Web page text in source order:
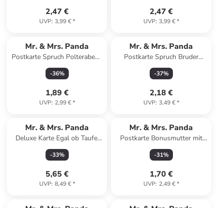
2,47 €
UVP: 3,99 €*
2,47 €
UVP: 3,99 €*
Mr. & Mrs. Panda
Postkarte Spruch Polterabend
Spaß mit Spruch in
Meeresbrise
-36%
1,89 €
UVP: 2,99 €*
Mr. & Mrs. Panda
Postkarte Spruch Bruder
Superheld mit Spruch in Weiß
-37%
2,18 €
UVP: 3,49 €*
Mr. & Mrs. Panda
Deluxe Karte Egal ob Taufe,
Trauung oder Beerdi... in Grau
Pastell
-33%
5,65 €
UVP: 8,49 €*
Mr. & Mrs. Panda
Postkarte Bonusmutter mit
Spruch in Weiß
-31%
1,70 €
UVP: 2,49 €*